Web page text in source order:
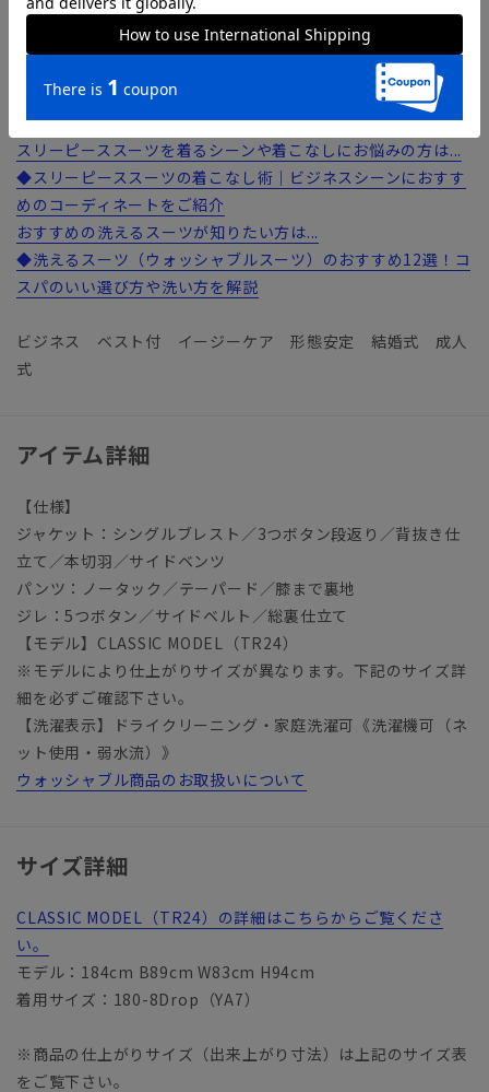
は、季節を問わずロングシーズン着用できます。
ウォッシャブル／汚れてもご家庭で簡単にお洗濯が可能です。
スリーピーススーツを着るシーンや着こなしにお悩みの方は...
◆スリーピーススーツの着こなし術｜ビジネスシーンにおすす
めのコーディネートをご紹介
おすすめの洗えるスーツが知りたい方は...
◆洗えるスーツ（ウォッシャブルスーツ）のおすすめ12選！コ
スパのいい選び方や洗い方を解説
ビジネス ベスト付 イージーケア 形態安定 結婚式 成人
式
アイテム詳細
【仕様】
ジャケット：シングルブレスト／3つボタン段返り／背抜き仕
立て／本切羽／サイドベンツ
パンツ：ノータック／テーパード／膝まで裏地
ジレ：5つボタン／サイドベルト／総裏仕立て
【モデル】CLASSIC MODEL（TR24）
※モデルにより仕上がりサイズが異なります。下記のサイズ詳
細を必ずご確認下さい。
【洗濯表示】ドライクリーニング・家庭洗濯可《洗濯機可（ネ
ット使用・弱水流）》
ウォッシャブル商品のお取扱いについて
サイズ詳細
CLASSIC MODEL（TR24）の詳細はこちらからご覧くださ
い。
モデル：184cm B89cm W83cm H94cm
着用サイズ：180-8Drop（YA7）
※商品の仕上がりサイズ（出来上がり寸法）は上記のサイズ表
をご覧下さい。